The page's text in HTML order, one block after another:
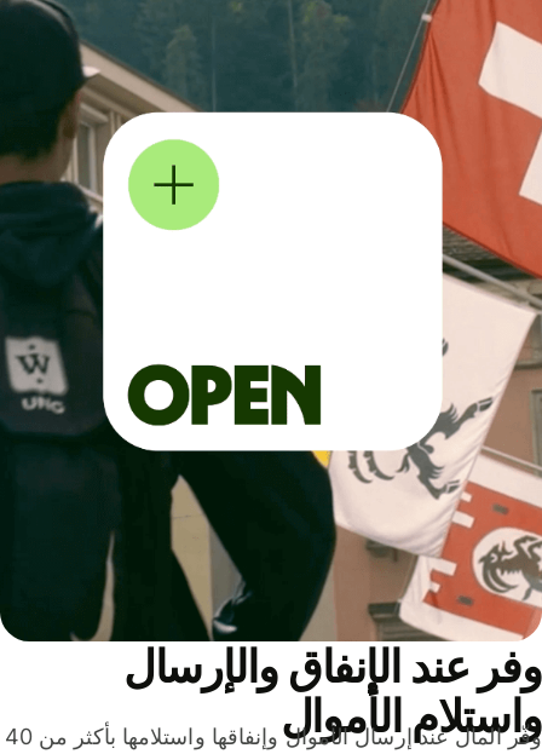
عند الإنفاق والإرسال
الأموال
وفّر المال عند إرسال الأموال وإنفاقها واستلامها بأكثر من 40